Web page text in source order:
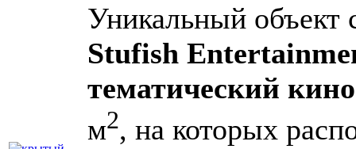
Уникальный объект
Stufish
тематический
м2, на которых